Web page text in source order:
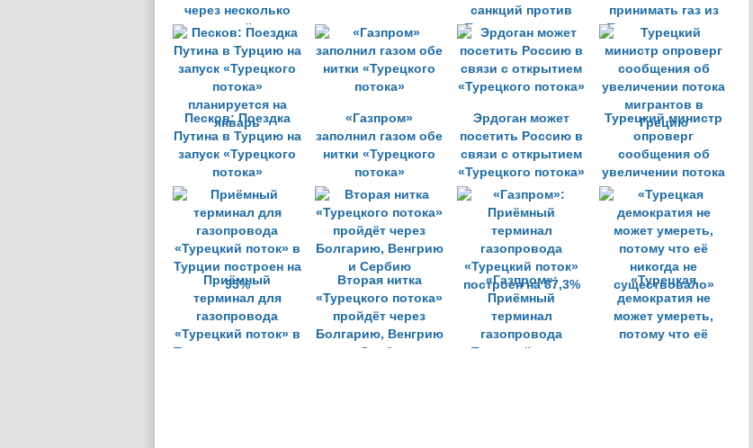
через несколько
дней
санкций против
«Турецкого потока»
принимать газ из
«Турецкого потока»
с 1 января
Песков: Поездка
Путина в Турцию на
запуск «Турецкого
потока»
планируется на
январь
«Газпром»
заполнил газом обе
нитки «Турецкого
потока»
Эрдоган может
посетить Россию в
связи с открытием
«Турецкого потока»
Турецкий министр
опроверг
сообщения об
увеличении потока
мигрантов в
Грецию
Приёмный
терминал для
газопровода
«Турецкий поток» в
Турции построен на
Вторая нитка
«Турецкого потока»
пройдёт через
Болгарию, Венгрию
и Сербию
«Газпром»:
Приёмный
терминал
газопровода
«Турецкий поток»
«Турецкая
демократия не
может умереть,
потому что её